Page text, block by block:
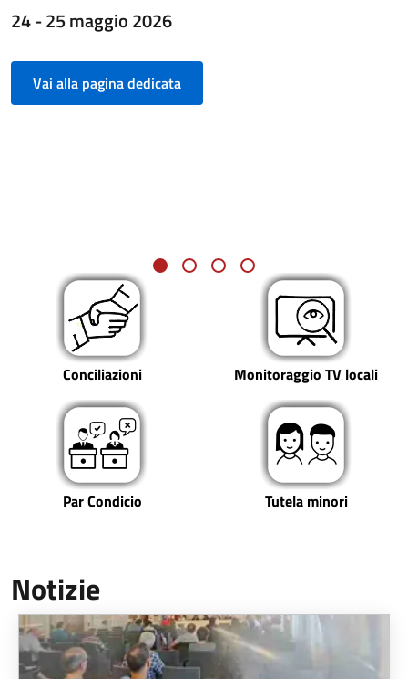
24 - 25 maggio 2026
Vai alla pagina dedicata
Conciliazioni Monitoraggio TV locali
Par Condicio Tutela minori
Notizie